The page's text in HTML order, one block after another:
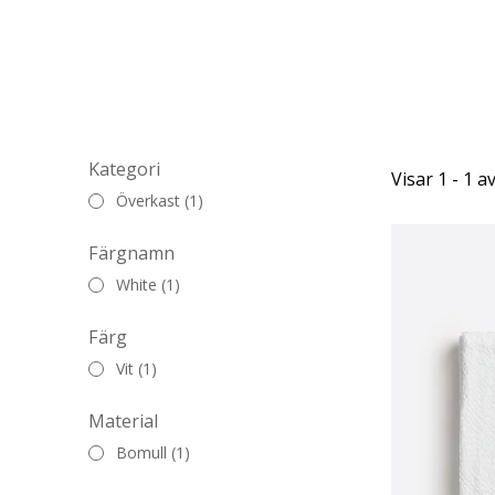
Kategori
Överkast (1)
Färgnamn
White (1)
Färg
Vit (1)
Material
Bomull (1)
Visar 1 - 1